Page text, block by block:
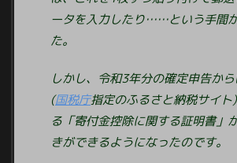
ータを入力したり……という手間
た。
しかし、令和3年分の確定申告か
(国税庁指定のふるさと納税サイ
る「寄付金控除に関する証明書」
きができるようになったのです。